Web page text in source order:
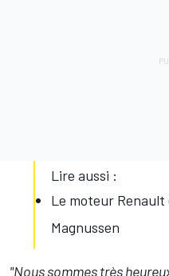
Lire aussi :
Le moteur
Magnussen
"Nous sommes très